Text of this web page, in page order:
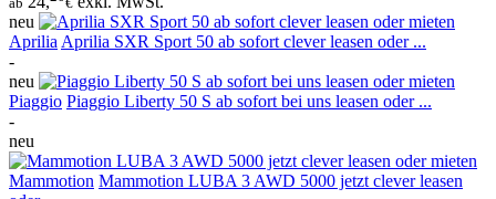
neu
Aprilia Aprilia SXR Sport 50 ab sofort clever leasen oder ...
-
neu
Piaggio Piaggio Liberty 50 S ab sofort bei uns leasen oder ...
-
neu
Mammotion Mammotion LUBA 3 AWD 5000 jetzt clever leasen